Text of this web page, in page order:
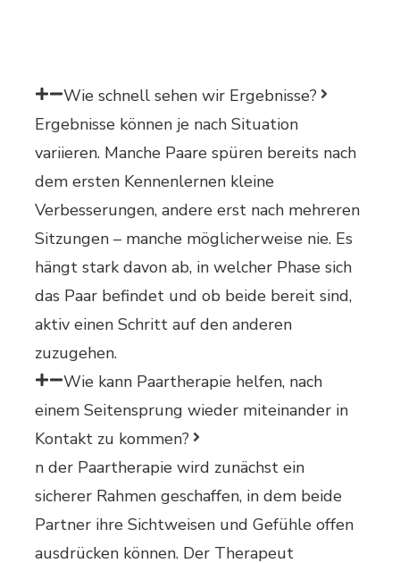
Wie schnell sehen wir Ergebnisse?
Ergebnisse können je nach Situation
variieren. Manche Paare spüren bereits nach
dem ersten Kennenlernen kleine
Verbesserungen, andere erst nach mehreren
Sitzungen – manche möglicherweise nie. Es
hängt stark davon ab, in welcher Phase sich
das Paar befindet und ob beide bereit sind,
aktiv einen Schritt auf den anderen
zuzugehen.
Wie kann Paartherapie helfen, nach
einem Seitensprung wieder miteinander in
Kontakt zu kommen?
n der Paartherapie wird zunächst ein
sicherer Rahmen geschaffen, in dem beide
Partner ihre Sichtweisen und Gefühle offen
ausdrücken können. Der Therapeut